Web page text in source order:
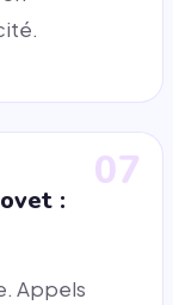
07
:
Appels